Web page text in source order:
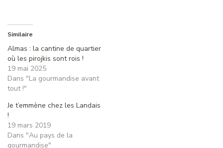
Similaire
Almas : la cantine de quartier
où les pirojkis sont rois !
19 mai 2025
Dans "La gourmandise avant
tout !"
Je t’emmène chez les Landais
!
19 mars 2019
Dans "Au pays de la
gourmandise"